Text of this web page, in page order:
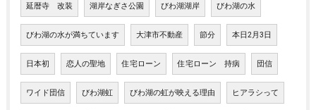
延暦寺 改装 湖岸なぎさ公園 びわ湖湖岸 びわ湖の水
びわ湖の水が満ちています 大津市不動産 節分 本日2月3日
日本初 恋人の聖地 住宅ローン 住宅ローン 持病 団信
ワイド団信 びわ湖虹 びわ湖の虹が映える理由 ヒアラシって